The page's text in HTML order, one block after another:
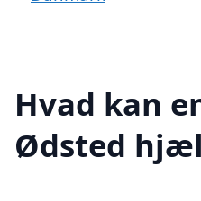
Hvad kan
Ødsted